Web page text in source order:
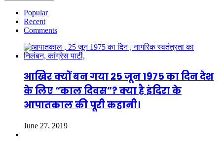
Popular
Recent
Comments
आखिर क्यों बन गया 25 जून 1975 का दिन देश
के लिए “काल दिवस”? क्या है इंदिरा के
आपातकाल की पूरी कहानी।
June 27, 2019